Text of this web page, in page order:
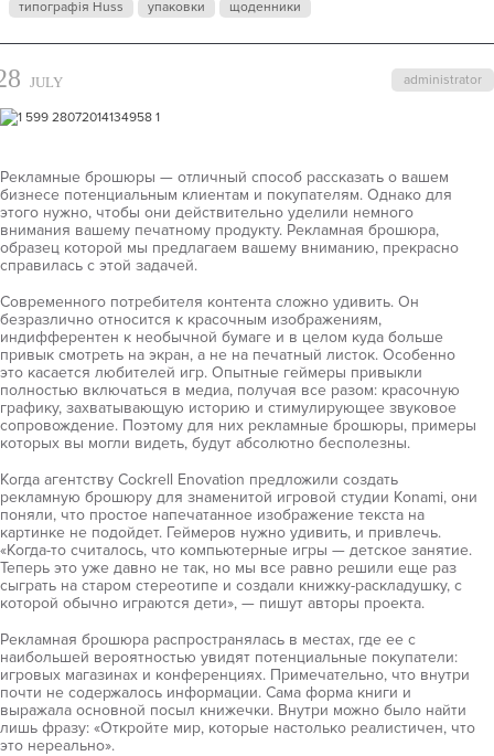
типографія Huss
упаковки щоденники
administrator
JULY
Рекламные брошюры — отличный способ рассказать о вашем
бизнесе потенциальным клиентам и покупателям. Однако для
этого нужно, чтобы они действительно уделили немного
внимания вашему печатному продукту. Рекламная брошюра,
образец которой мы предлагаем вашему вниманию, прекрасно
справилась с этой задачей.
Современного потребителя контента сложно удивить. Он
безразлично относится к красочным изображениям,
индифферентен к необычной бумаге и в целом куда больше
привык смотреть на экран, а не на печатный листок. Особенно
это касается любителей игр. Опытные геймеры привыкли
полностью включаться в медиа, получая все разом: красочную
графику, захватывающую историю и стимулирующее звуковое
сопровождение. Поэтому для них рекламные брошюры, примеры
которых вы могли видеть, будут абсолютно бесполезны.
Когда агентству Cockrell Enovation предложили создать
рекламную брошюру для знаменитой игровой студии Konami, они
поняли, что простое напечатанное изображение текста на
картинке не подойдет. Геймеров нужно удивить, и привлечь.
«Когда-то считалось, что компьютерные игры — детское занятие.
Теперь это уже давно не так, но мы все равно решили еще раз
сыграть на старом стереотипе и создали книжку-раскладушку, с
которой обычно играются дети», — пишут авторы проекта.
Рекламная брошюра распространялась в местах, где ее с
наибольшей вероятностью увидят потенциальные покупатели:
игровых магазинах и конференциях. Примечательно, что внутри
почти не содержалось информации. Сама форма книги и
выражала основной посыл книжечки. Внутри можно было найти
лишь фразу: «Откройте мир, которые настолько реалистичен, что
это нереально».